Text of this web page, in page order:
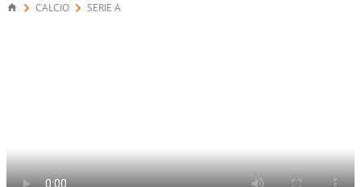
CALCIO SERIE A